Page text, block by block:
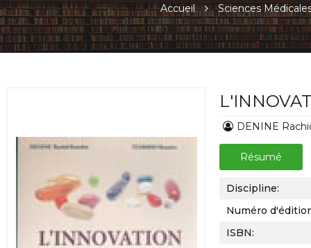
Accueil Sciences
DENINE
Résumé
Discipline:
Numéro
ISBN: